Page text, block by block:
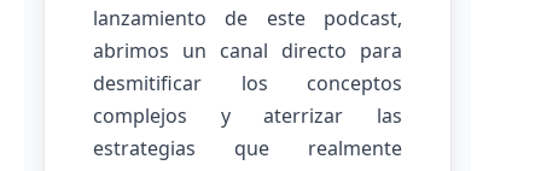
lanzamiento de este podcast,
abrimos un canal directo para
desmitificar los conceptos
complejos y aterrizar las
estrategias que realmente